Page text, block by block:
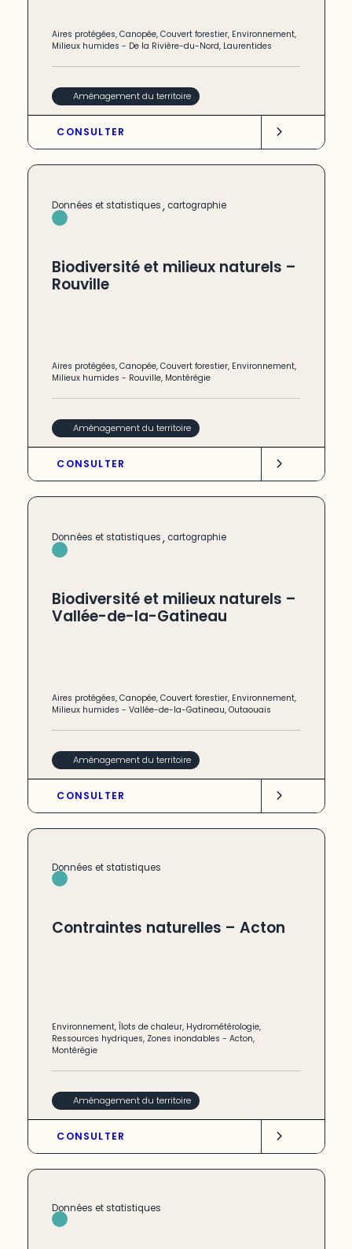
Aires protégées,Canopée,Couvert forestier, Environnement,
Milieux humides - De la Rivière-du-Nord, Laurentides
Aménagement du territoire
CONSULTER
Données et statistiques, cartographie
Biodiversité et milieux naturels –
Rouville
Aires protégées,Canopée,Couvert forestier, Environnement,
Milieux humides - Rouville, Montérégie
Aménagement du territoire
CONSULTER
Données et statistiques, cartographie
Biodiversité et milieux naturels –
Vallée-de-la-Gatineau
Aires protégées,Canopée,Couvert forestier, Environnement,
Milieux humides -Vallée-de-la-Gatineau,Outaouais
Aménagement du territoire
CONSULTER
Données et statistiques
Contraintes naturelles – Acton
Environnement,Îlots de chaleur, Hydrométérologie,
Ressources hydriques, Zones inondables -Acton,
Montérégie
Aménagement du territoire
CONSULTER
Données et statistiques